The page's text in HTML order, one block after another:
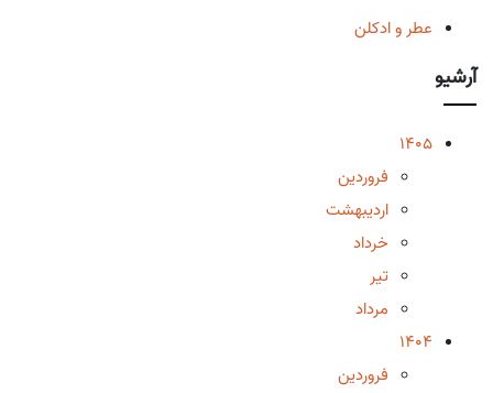
عطر و ادکلن
آرشیو
1405
فروردین
اردیبهشت
خرداد
تیر
مرداد
1404
فروردین